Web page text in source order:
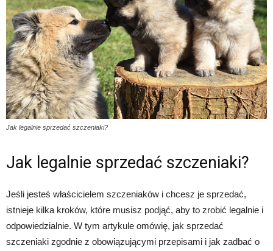
Jak legalnie sprzedać szczeniaki?
Jak legalnie sprzedać szczeniaki?
Jeśli jesteś właścicielem szczeniaków i chcesz je sprzedać,
istnieje kilka kroków, które musisz podjąć, aby to zrobić legalnie i
odpowiedzialnie. W tym artykule omówię, jak sprzedać
szczeniaki zgodnie z obowiązującymi przepisami i jak zadbać o